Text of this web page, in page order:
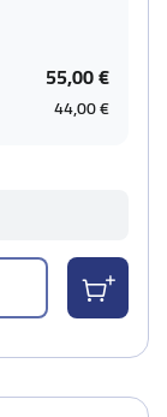
55,00 €
44,00 €